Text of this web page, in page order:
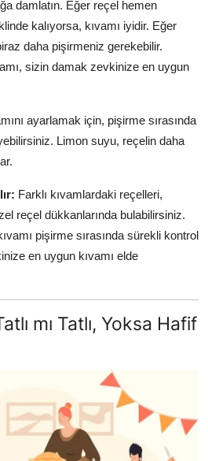
damlatın. Eğer reçel hemen
kalıyorsa, kıvamı iyidir. Eğer
daha pişirmeniz gerekebilir.
sizin damak zevkinize en uygun
ayarlamak için, pişirme sırasında
Limon suyu, reçelin daha
Farklı kıvamlardaki reçelleri,
reçel dükkanlarında bulabilirsiniz.
pişirme sırasında sürekli kontrol
en uygun kıvamı elde
mı Tatlı, Yoksa Hafif